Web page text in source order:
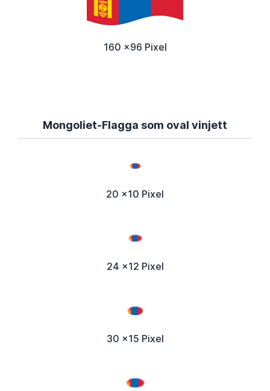
160 x96 Pixel
Mongoliet-Flagga som oval vinjett
20 x10 Pixel
24 x12 Pixel
30 x15 Pixel